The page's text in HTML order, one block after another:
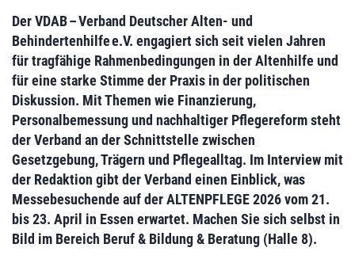
Der VDAB – Verband Deutscher Alten- und
Behindertenhilfe e.V. engagiert sich seit vielen Jahren
für tragfähige Rahmenbedingungen in der Altenhilfe und
für eine starke Stimme der Praxis in der politischen
Diskussion. Mit Themen wie Finanzierung,
Personalbemessung und nachhaltiger Pflegereform steht
der Verband an der Schnittstelle zwischen
Gesetzgebung, Trägern und Pflegealltag. Im Interview mit
der Redaktion gibt der Verband einen Einblick, was
Messebesuchende auf der ALTENPFLEGE 2026 vom 21.
bis 23. April in Essen erwartet. Machen Sie sich selbst in
Bild im Bereich Beruf & Bildung & Beratung (Halle 8).